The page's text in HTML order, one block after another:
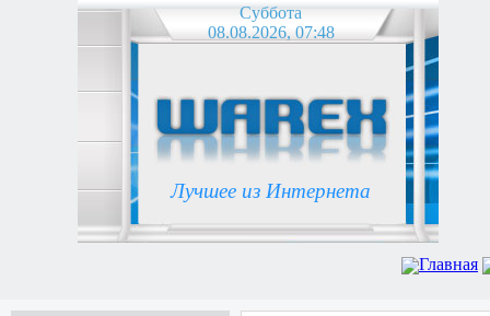
Суббота
08.08.2026, 07:48
Лучшее из Интернета
Главная